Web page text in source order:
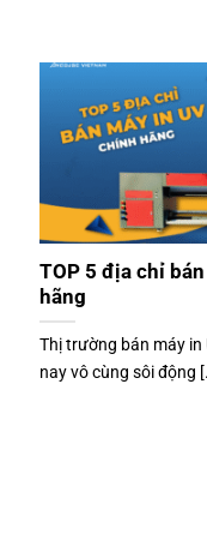
TOP 5 địa chỉ
hãng
Thị trường bán máy in
nay vô cùng sôi động